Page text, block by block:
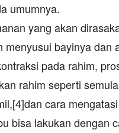
umumnya.
yang akan
menyusui bayinya dan
pada rahim,
rahim seperti
cara mengatasi
bisa lakukan dengan